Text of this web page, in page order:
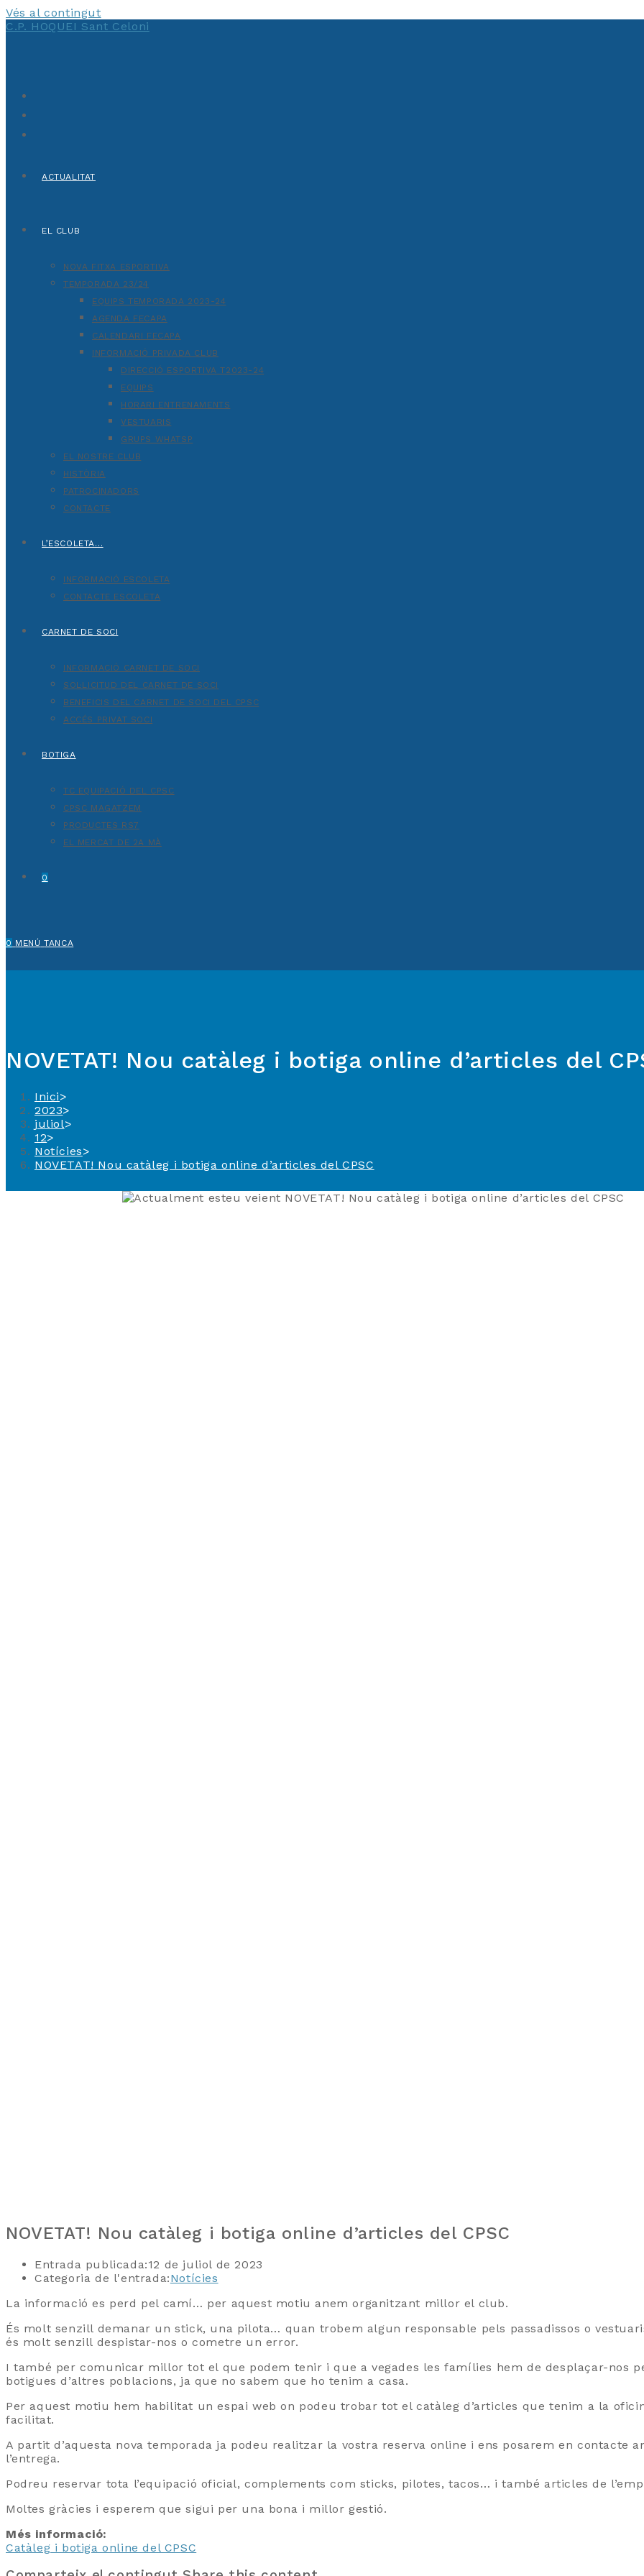
Vés al contingut
C.P. HOQUEI Sant Celoni
ACTUALITAT
EL CLUB
NOVA FITXA ESPORTIVA
TEMPORADA 23/24
EQUIPS TEMPORADA 2023-24
AGENDA FECAPA
CALENDARI FECAPA
INFORMACIÓ PRIVADA CLUB
DIRECCIÓ ESPORTIVA T2023-24
EQUIPS
HORARI ENTRENAMENTS
VESTUARIS
GRUPS WHATSP
EL NOSTRE CLUB
HISTÒRIA
PATROCINADORS
CONTACTE
L’ESCOLETA…
INFORMACIÓ ESCOLETA
CONTACTE ESCOLETA
CARNET DE SOCI
INFORMACIÓ CARNET DE SOCI
SOL·LICITUD DEL CARNET DE SOCI
BENEFICIS DEL CARNET DE SOCI DEL CPSC
ACCÉS PRIVAT SOCI
BOTIGA
TC EQUIPACIÓ DEL CPSC
CPSC MAGATZEM
PRODUCTES RS7
EL MERCAT DE 2A MÀ
0
0 MENÚ TANCA
NOVETAT! Nou catàleg i botiga online d’articles del
Inici>
2023>
juliol>
12>
Notícies>
NOVETAT! Nou catàleg i botiga online d’articles del CPSC
NOVETAT! Nou catàleg i botiga online d’articles del CPSC
Entrada publicada:12 de juliol de 2023
Categoria de l'entrada:Notícies
La informació es perd pel camí… per aquest motiu anem organitzant millor el club.
És molt senzill demanar un stick, una pilota… quan trobem algun responsable pels passadissos o
és molt senzill despistar-nos o cometre un error.
I també per comunicar millor tot el que podem tenir i que a vegades les famílies hem de desplaçar-nos
botigues d’altres poblacions, ja que no sabem que ho tenim a casa.
Per aquest motiu hem habilitat un espai web on podeu trobar tot el catàleg d’articles que tenim a la
facilitat.
A partit d’aquesta nova temporada ja podeu realitzar la vostra reserva online i ens posarem en contacte
l’entrega.
Podreu reservar tota l’equipació oficial, complements com sticks, pilotes, tacos… i també articles de
Moltes gràcies i esperem que sigui per una bona i millor gestió.
Més informació:
Catàleg i botiga online del CPSC